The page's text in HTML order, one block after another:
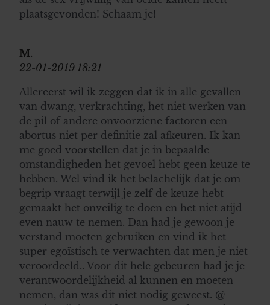
plaatsgevonden! Schaam je!
M.
22-01-2019 18:21
Allereerst wil ik zeggen dat ik in alle gevallen
van dwang, verkrachting, het niet werken van
de pil of andere onvoorziene factoren een
abortus niet per definitie zal afkeuren. Ik kan
me goed voorstellen dat je in bepaalde
omstandigheden het gevoel hebt geen keuze te
hebben. Wel vind ik het belachelijk dat je om
begrip vraagt terwijl je zelf de keuze hebt
gemaakt het onveilig te doen en het niet atijd
even nauw te nemen. Dan had je gewoon je
verstand moeten gebruiken en vind ik het
super egoïstisch te verwachten dat men je niet
veroordeeld.. Voor dit hele gebeuren had je je
verantwoordelijkheid al kunnen en moeten
nemen, dan was dit niet nodig geweest. @